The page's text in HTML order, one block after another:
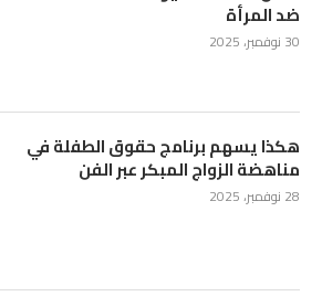
ضد المرأة
30 نوفمبر، 2025
هكذا يسهم برنامج حقوق الطفلة في
مناهضة الزواج المبكر عبر الفن
28 نوفمبر، 2025